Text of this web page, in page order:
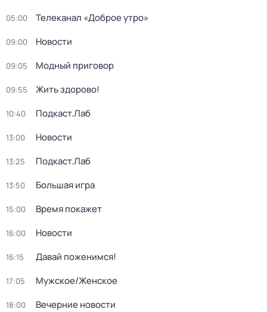
05:00 Телеканал «Доброе утро»
09:00 Новости
09:05 Модный приговор
09:55 Жить здорово!
10:40 Подкаст.Лаб
13:00 Новости
13:25 Подкаст.Лаб
13:50 Большая игра
15:00 Время покажет
16:00 Новости
16:15 Давай поженимся!
17:05 Мужское/Женское
18:00 Вечерние новости